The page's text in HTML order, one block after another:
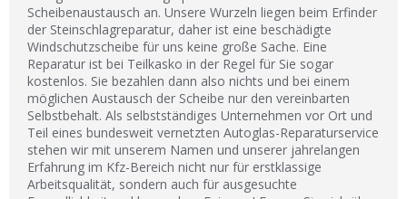
Scheibenaustausch an. Unsere Wurzeln liegen beim Erfinder
der Steinschlagreparatur, daher ist eine beschädigte
Windschutzscheibe für uns keine große Sache. Eine
Reparatur ist bei Teilkasko in der Regel für Sie sogar
kostenlos. Sie bezahlen dann also nichts und bei einem
möglichen Austausch der Scheibe nur den vereinbarten
Selbstbehalt. Als selbstständiges Unternehmen vor Ort und
Teil eines bundesweit vernetzten Autoglas-Reparaturservice
stehen wir mit unserem Namen und unserer jahrelangen
Erfahrung im Kfz-Bereich nicht nur für erstklassige
Arbeitsqualität, sondern auch für ausgesuchte